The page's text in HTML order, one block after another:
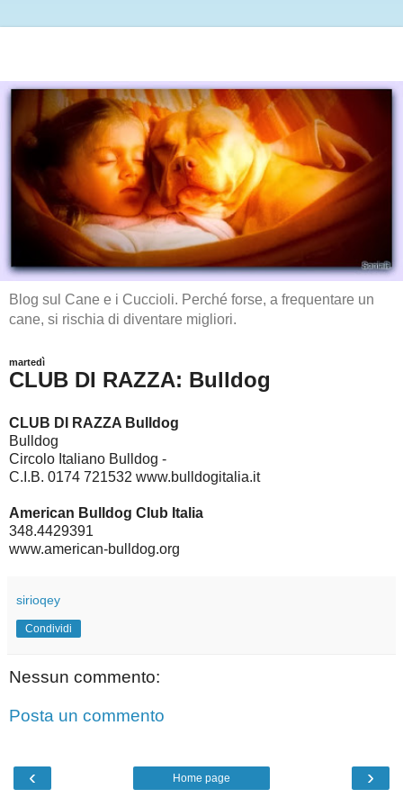
Blog sul Cane e i Cuccioli. Perché forse, a frequentare un
cane, si rischia di diventare migliori.
martedì
CLUB DI RAZZA: Bulldog
CLUB DI RAZZA Bulldog
Bulldog
Circolo Italiano Bulldog -
C.I.B. 0174 721532 www.bulldogitalia.it
American Bulldog Club Italia
348.4429391
www.american-bulldog.org
sirioqey
Condividi
Nessun commento:
Posta un commento
‹ ›
Home page